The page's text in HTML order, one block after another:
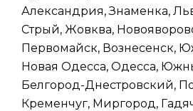
Александрия, Знаменка,
Стрый, Жовква,
Первомайск, Вознесенск,
Новая Одесса, Одесса,
Белгород-Днестровский,
Кременчуг, Миргород,